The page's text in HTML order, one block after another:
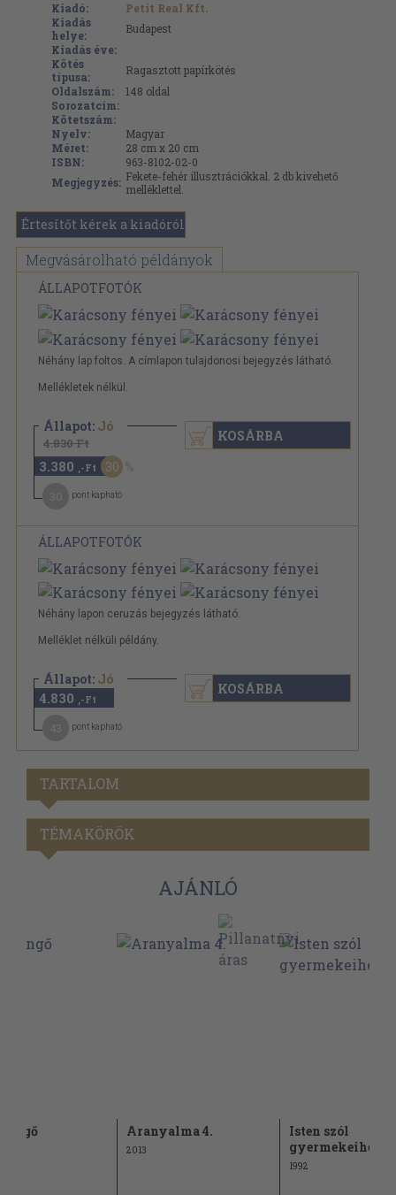
Kiadó:
Petit Real Kft.
Kiadás
helye:
Budapest
Kiadás éve:
Kötés
típusa:
Ragasztott papírkötés
Oldalszám:
148 oldal
Sorozatcím:
Kötetszám:
Nyelv:
Magyar
Méret:
28 cm x 20 cm
ISBN:
963-8102-02-0
Megjegyzés: Fekete-fehér illusztrációkkal. 2 db kivehető
melléklettel.
Értesítőt kérek a kiadóról
Megvásárolható példányok
ÁLLAPOTFOTÓK
Néhány lap foltos. A címlapon tulajdonosi bejegyzés látható.
Mellékletek nélkül.
Állapot: Jó
4.830 Ft
3.380 ,-Ft 30
pont kapható
KOSÁRBA
ÁLLAPOTFOTÓK
Néhány lapon ceruzás bejegyzés látható.
Melléklet nélküli példány.
Állapot: Jó
4.830 ,-Ft
pont kapható
KOSÁRBA
TARTALOM
TÉMAKÖRÖK
AJÁNLÓ
Aranyalma 4.
2013
Isten szól
gyermekeihez
1992